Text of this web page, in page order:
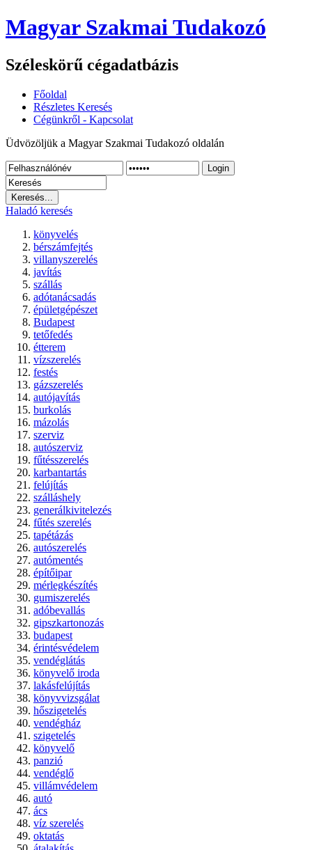
Magyar Szakmai Tudakozó
Széleskörű cégadatbázis
Főoldal
Részletes Keresés
Cégünkről - Kapcsolat
Üdvözöljük a Magyar Szakmai Tudakozó oldalán
Login
Haladó keresés
könyvelés
bérszámfejtés
villanyszerelés
javítás
szállás
adótanácsadás
épületgépészet
Budapest
tetőfedés
étterem
vízszerelés
festés
gázszerelés
autójavítás
burkolás
mázolás
szerviz
autószerviz
fűtésszerelés
karbantartás
felújítás
szálláshely
generálkivitelezés
fűtés szerelés
tapétázás
autószerelés
autómentés
építőipar
mérlegkészítés
gumiszerelés
adóbevallás
gipszkartonozás
budapest
érintésvédelem
vendéglátás
könyvelő iroda
lakásfelújítás
könyvvizsgálat
hőszigetelés
vendégház
szigetelés
könyvelő
panzió
vendéglő
villámvédelem
autó
ács
víz szerelés
oktatás